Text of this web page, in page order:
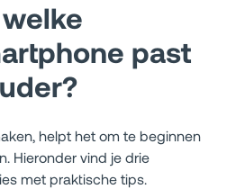
past
helpt het om te beginnen
Hieronder vind je drie
met praktische tips.